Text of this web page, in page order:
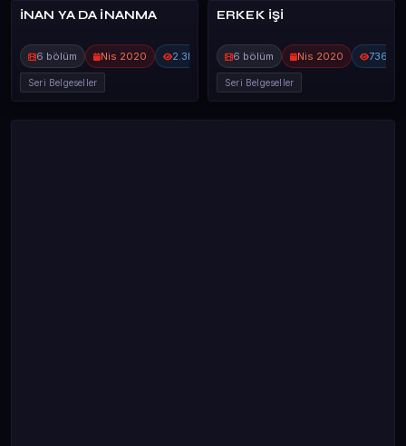
DİĞER BELGES
İNAN YA DA İNANMA
6 bölüm Nis 2020 2.3B
Seri Belgeseller
DİĞER BELGES
ERKEK İŞİ
6 bölüm Nis 2020 736
Seri Belgeseller